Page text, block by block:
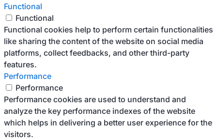
Functional
Functional
Functional cookies help to perform certain functionalities
like sharing the content of the website on social media
platforms, collect feedbacks, and other third-party
features.
Performance
Performance
Performance cookies are used to understand and
analyze the key performance indexes of the website
which helps in delivering a better user experience for the
visitors.